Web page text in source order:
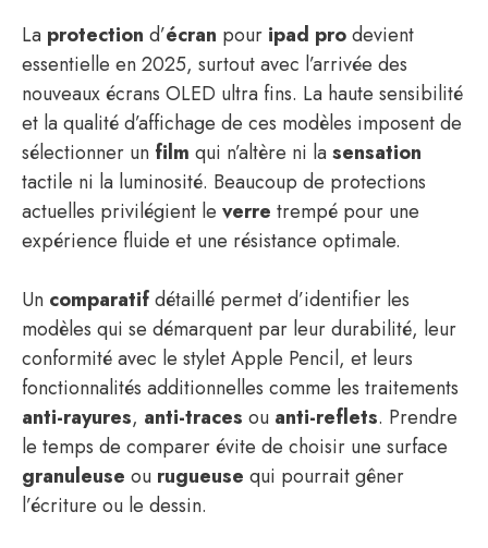
La protection d’écran pour ipad prodevient
essentielle en 2025, surtout avec l’arrivée des
nouveaux écrans OLED ultra fins. La haute sensibilité
et la qualité d’affichage de ces modèles imposent de
sélectionner un film qui n’altère ni lasensation
tactile ni la luminosité. Beaucoup de protections
actuelles privilégient le verre trempé pour une
expérience fluide et une résistance optimale.
Un comparatifdétaillé permet d’identifier les
modèles qui se démarquent par leur durabilité, leur
conformité avec le stylet Apple Pencil, et leurs
fonctionnalités additionnelles comme les traitements
anti-rayures, anti-traces ou anti-reflets. Prendre
le temps de comparer évite de choisir une surface
granuleuse ou rugueuse qui pourrait gêner
l’écriture ou le dessin.